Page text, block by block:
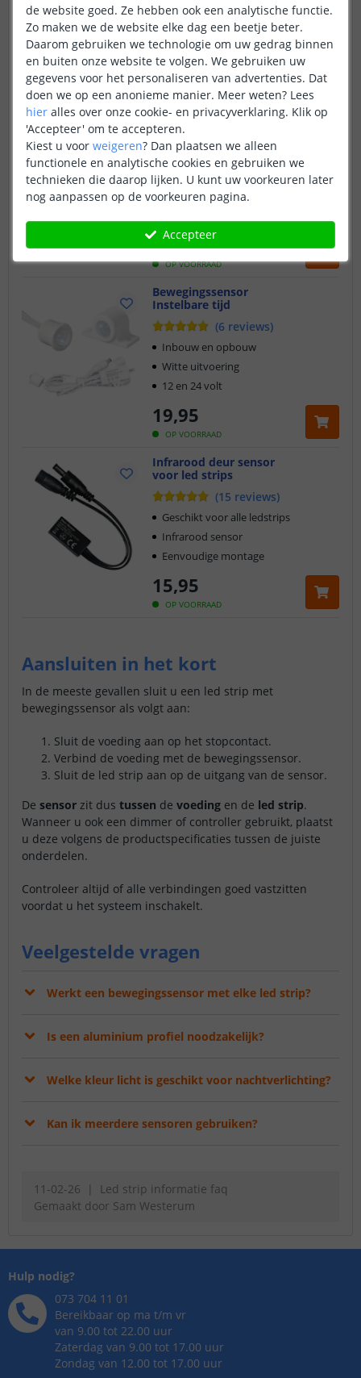
OP VOORRAAD
13,95
Reageert op beweging
Instelbare tijd
Simpel en doeltreffend
Bewegingssensor
Voor led strips
reviews
OP VOORRAAD
15,95
Reageert op beweging
Instelbare tijd
Bewegingssensor
Instelbare tijd
(6 reviews)
OP VOORRAAD
19,95
Inbouw en opbouw
Witte uitvoering
12 en 24 volt
Infrarood deur sensor
voor led strips
(15 reviews)
OP VOORRAAD
15,95
Geschikt voor alle ledstrips
Infrarood sensor
Eenvoudige montage
Aansluiten in het kort
In de meeste gevallen sluit u een led strip met
bewegingssensor als volgt aan:
Sluit de voeding aan op het stopcontact.
Verbind de voeding met de bewegingssensor.
Sluit de led strip aan op de uitgang van de sensor.
De sensor zit dus tussen de voeding en de led strip.
Wanneer u ook een dimmer of controller gebruikt, plaatst
u deze volgens de productspecificaties tussen de juiste
onderdelen.
Controleer altijd of alle verbindingen goed vastzitten
voordat u het systeem inschakelt.
Veelgestelde vragen
Werkt een bewegingssensor met elke led strip?
Is een aluminium profiel noodzakelijk?
Welke kleur licht is geschikt voor nachtverlichting?
Kan ik meerdere sensoren gebruiken?
11-02-26
Led strip informatie faq
Gemaakt door Sam Westerum
Hulp nodig?
073 704 11 01
Bereikbaar op ma t/m vr
van 9.00 tot 22.00 uur
Zaterdag van 9.00 tot 17.00 uur
Zondag van 12.00 tot 17.00 uur
de website goed. Ze hebben ook een analytische functie.
Zo maken we de website elke dag een beetje beter.
Daarom gebruiken we technologie om uw gedrag binnen
en buiten onze website te volgen. We gebruiken uw
gegevens voor het personaliseren van advertenties. Dat
doen we op een anonieme manier. Meer weten? Lees
hier alles over onze cookie- en privacyverklaring. Klik op
'Accepteer' om te accepteren.
Kiest u voor weigeren? Dan plaatsen we alleen
functionele en analytische cookies en gebruiken we
technieken die daarop lijken. U kunt uw voorkeuren later
nog aanpassen op de voorkeuren pagina.
Accepteer